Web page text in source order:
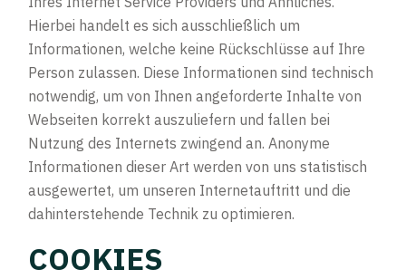
Hierbei handelt es sich ausschließlich um
Informationen, welche keine Rückschlüsse auf Ihre
Person zulassen. Diese Informationen sind technisch
notwendig, um von Ihnen angeforderte Inhalte von
Webseiten korrekt auszuliefern und fallen bei
Nutzung des Internets zwingend an. Anonyme
Informationen dieser Art werden von uns statistisch
ausgewertet, um unseren Internetauftritt und die
dahinterstehende Technik zu optimieren.
COOKIES